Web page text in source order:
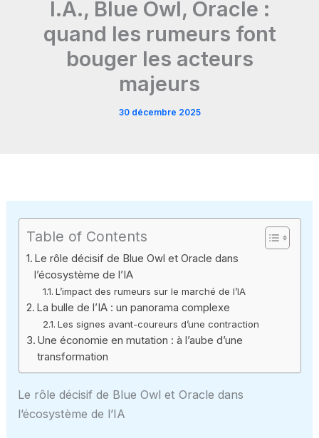
I.A., Blue Owl, Oracle :
quand les rumeurs font
bouger les acteurs
majeurs
30 décembre 2025
Table of Contents
Le rôle décisif de Blue Owl et Oracle dans
l’écosystème de l’IA
L’impact des rumeurs sur le marché de l’IA
La bulle de l’IA : un panorama complexe
Les signes avant-coureurs d’une contraction
Une économie en mutation : à l’aube d’une
transformation
Le rôle décisif de Blue Owl et Oracle dans
l’écosystème de l’IA